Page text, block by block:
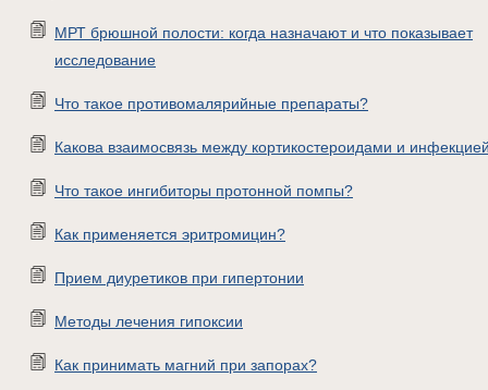
МРТ брюшной полости: когда назначают и что показывает
исследование
Что такое противомалярийные препараты?
Какова взаимосвязь между кортикостероидами и
Что такое ингибиторы протонной помпы?
Как применяется эритромицин?
Прием диуретиков при гипертонии
Методы лечения гипоксии
Как принимать магний при запорах?